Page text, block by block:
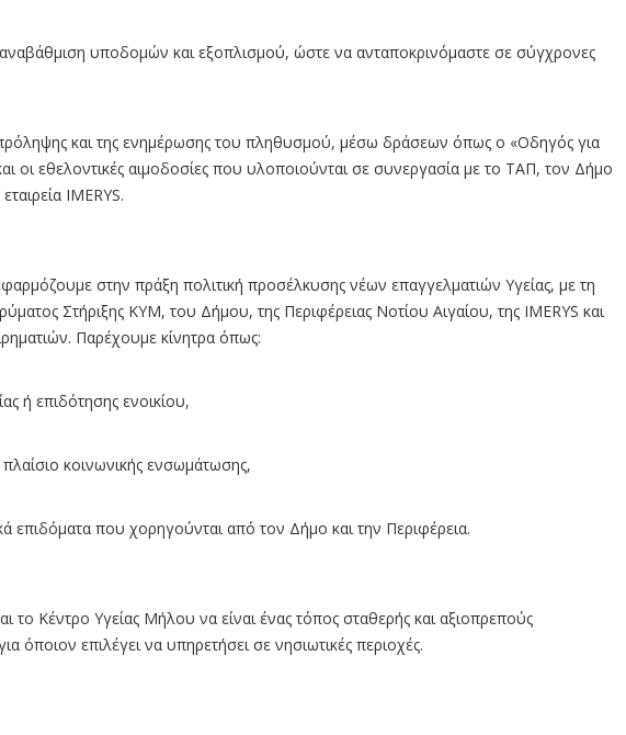
υποδομών και εξοπλισμού, ώστε να ανταποκρινόμαστε σε σύγχρονες
και της ενημέρωσης του πληθυσμού, μέσω δράσεων όπως ο «Οδηγός για
οι εθελοντικές αιμοδοσίες που υλοποιούνται σε συνεργασία με το ΤΑΠ, τον Δήμο
IMERYS.
στην πράξη πολιτική προσέλκυσης νέων επαγγελματιών Υγείας, με τη
Στήριξης ΚΥΜ, του Δήμου, της Περιφέρειας Νοτίου Αιγαίου, της IMERYS και
Παρέχουμε κίνητρα όπως:
ή επιδότησης ενοικίου,
πλαίσιο κοινωνικής ενσωμάτωσης,
επιδόματα που χορηγούνται από τον Δήμο και την Περιφέρεια.
το Κέντρο Υγείας Μήλου να είναι ένας τόπος σταθερής και αξιοπρεπούς
όποιον επιλέγει να υπηρετήσει σε νησιωτικές περιοχές.